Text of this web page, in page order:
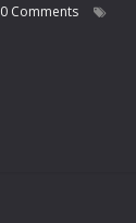
0 Comments